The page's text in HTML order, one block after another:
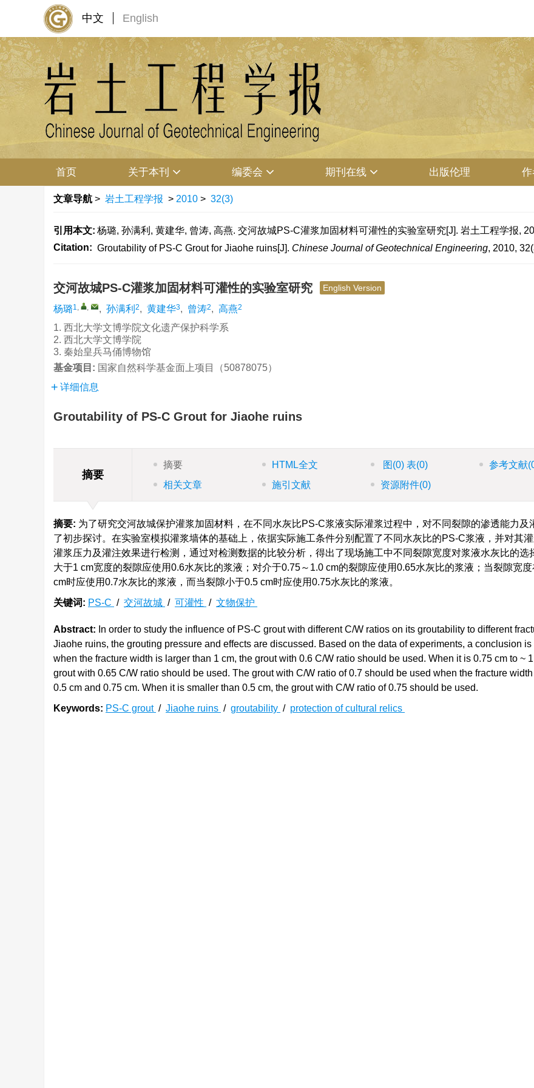
中文 English
首页 关于本刊 编委会 期刊在线 出版伦理
文章导航 > 岩土工程学报 > 2010 > 32(3)
引用本文: 杨璐, 孙满利, 黄建华, 曾涛, 高燕. 交河故城PS-C灌浆加固材料可灌性的实验室研究[J]. 岩土工程学报,
Citation: Groutability of PS-C Grout for Jiaohe ruins[J]. Chinese Journal of Geotechnical Engineering, 2010,
交河故城PS-C灌浆加固材料可灌性的实验室研究 English Version
杨璐1, , , 孙满利 2, 黄建华3, 曾涛2, 高燕2
1. 西北大学文博学院文化遗产保护科学系
2. 西北大学文博学院
3. 秦始皇兵马俑博物馆
基金项目: 国家自然科学基金面上项目（50878075）
详细信息
Groutability of PS-C Grout for Jiaohe ruins
摘要
摘要 HTML全文 图 (0) 表(0) 参考文献
相关文章
施引文献 资源附件(0)
摘要: 为了研究交河故城保护灌浆加固材料，在不同水灰比PS-C浆液实际灌浆过程中，对不同裂隙的渗透能力及
了初步探讨。在实验室模拟灌浆墙体的基础上，依据实际施工条件分别配置了不同水灰比的PS-C浆液，并对其
灌浆压力及灌注效果进行检测，通过对检测数据的比较分析，得出了现场施工中不同裂隙宽度对浆液水灰比的选
大于1 cm宽度的裂隙应使用0.6水灰比的浆液；对介于0.75～1.0 cm的裂隙应使用0.65水灰比的浆液；当裂隙宽
cm时应使用0.7水灰比的浆液，而当裂隙小于0.5 cm时应使用0.75水灰比的浆液。
关键词: PS-C / 交河故城 / 可灌性 / 文物保护
Abstract: In order to study the influence of PS-C grout with different C/W ratios on its groutability to different
Jiaohe ruins, the grouting pressure and effects are discussed. Based on the data of experiments, a conclusion is
when the fracture width is larger than 1 cm, the grout with 0.6 C/W ratio should be used. When it is 0.75 cm to ~
grout with 0.65 C/W ratio should be used. The grout with C/W ratio of 0.7 should be used when the fracture
0.5 cm and 0.75 cm. When it is smaller than 0.5 cm, the grout with C/W ratio of 0.75 should be used.
Keywords: PS-C grout / Jiaohe ruins / groutability / protection of cultural relics